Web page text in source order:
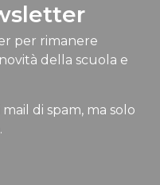
per rimanere
della scuola e
di spam, ma solo